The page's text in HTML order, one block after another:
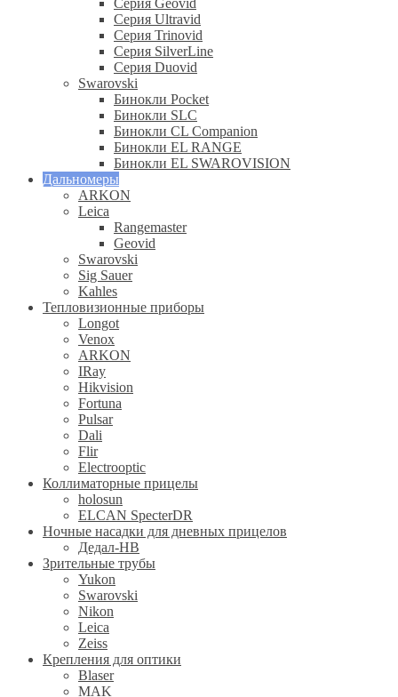
Серия Geovid
Серия Ultravid
Серия Trinovid
Серия SilverLine
Серия Duovid
Swarovski
Бинокли Pocket
Бинокли SLC
Бинокли CL Companion
Бинокли EL RANGE
Бинокли EL SWAROVISION
Дальномеры
ARKON
Leica
Rangemaster
Geovid
Swarovski
Sig Sauer
Kahles
Тепловизионные приборы
Longot
Venox
ARKON
IRay
Hikvision
Fortuna
Pulsar
Dali
Flir
Electrooptic
Коллиматорные прицелы
holosun
ELCAN SpecterDR
Ночные насадки для дневных прицелов
Дедал-НВ
Зрительные трубы
Yukon
Swarovski
Nikon
Leica
Zeiss
Крепления для оптики
Blaser
MAK